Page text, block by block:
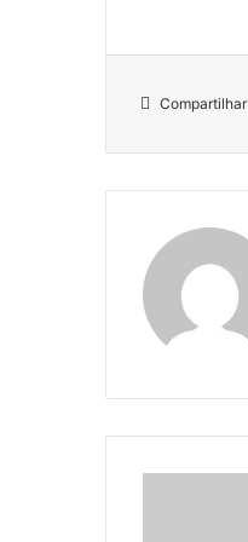
Compartilhar